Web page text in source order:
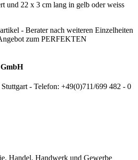
und 22 x 3 cm lang in gelb oder weiss
- Berater nach weiteren Einzelheiten
zum PERFEKTEN
- Telefon: +49(0)711/699 482 - 0
Handel, Handwerk und Gewerbe